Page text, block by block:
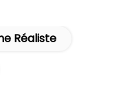
Réaliste